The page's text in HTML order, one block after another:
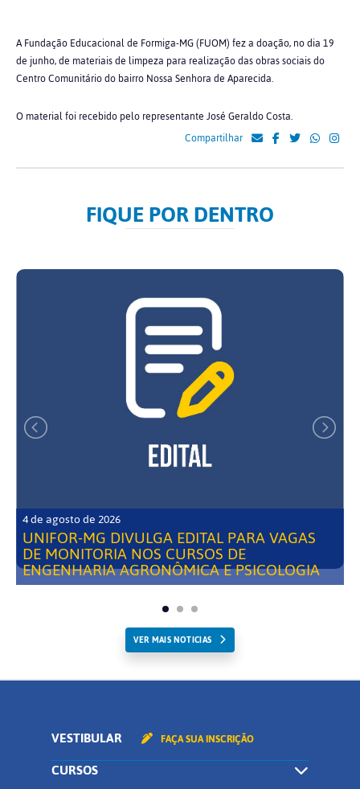
A Fundação Educacional de Formiga-MG (FUOM) fez a doação, no dia 19
de junho, de materiais de limpeza para realização das obras sociais do
Centro Comunitário do bairro Nossa Senhora de Aparecida.
O material foi recebido pelo representante José Geraldo Costa.
Compartilhar
FIQUE POR DENTRO
4 de agosto de 2026
UNIFOR-MG DIVULGA EDITAL PARA VAGAS
DE MONITORIA NOS CURSOS DE
ENGENHARIA AGRONÔMICA E PSICOLOGIA
VER MAIS NOTICIAS
VESTIBULAR FAÇA SUA INSCRIÇÃO
CURSOS